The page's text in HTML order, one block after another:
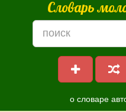
Словарь
о словаре